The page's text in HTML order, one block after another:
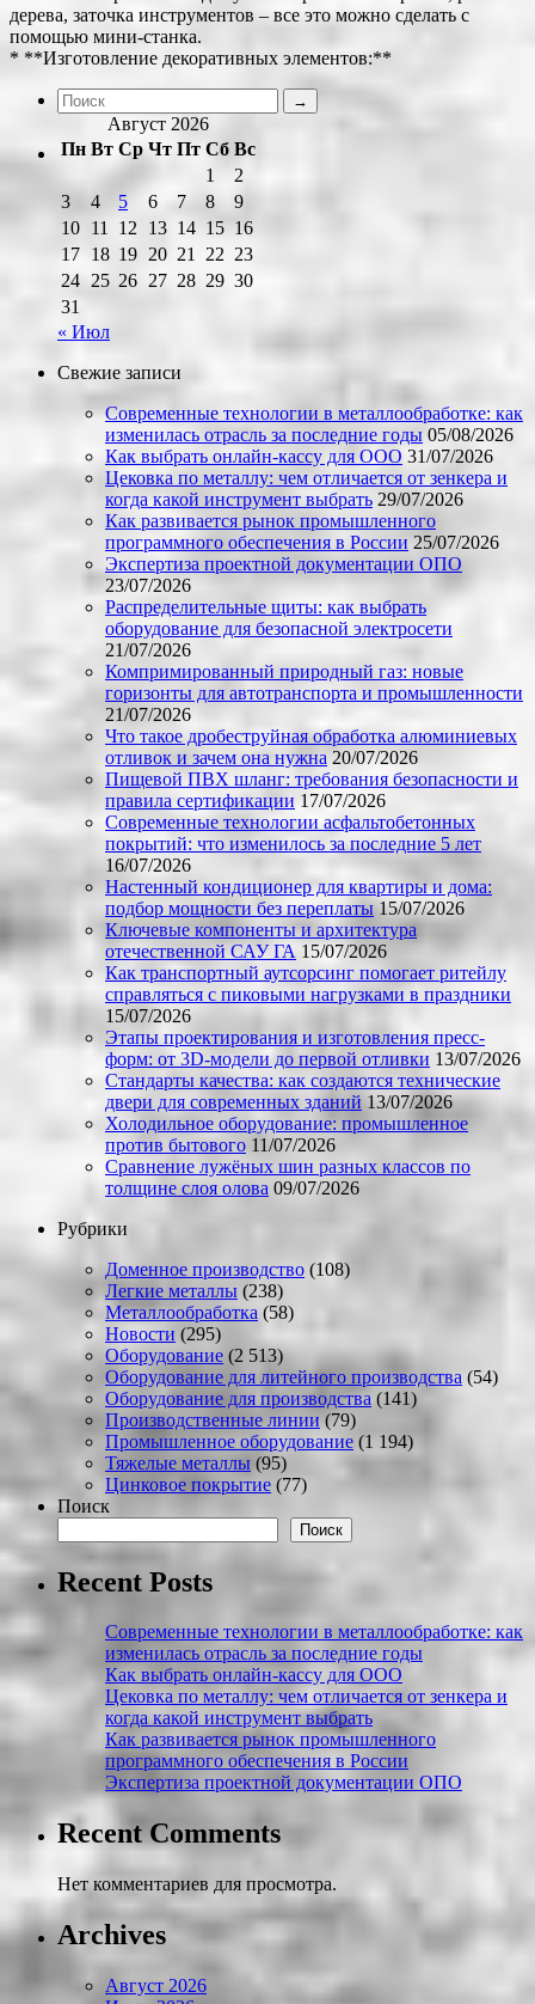
дерева, заточка инструментов – все это можно сделать с
помощью мини-станка.
* **Изготовление декоративных элементов:**
Август 2026
Пн Вт Ср Чт Пт Сб Вс
1
2
3
4 5 6 7 8
9
10 11 12 13 14 15 16
17 18 19 20 21 22 23
24 25 26 27 28 29 30
31
« Июл
Свежие записи
Современные технологии в металлообработке: как
изменилась отрасль за последние годы 05/08/2026
Как выбрать онлайн-кассу для ООО 31/07/2026
Цековка по металлу: чем отличается от зенкера и
когда какой инструмент выбрать 29/07/2026
Как развивается рынок промышленного
программного обеспечения в России 25/07/2026
Экспертиза проектной документации ОПО
23/07/2026
Распределительные щиты: как выбрать
оборудование для безопасной электросети
21/07/2026
Компримированный природный газ: новые
горизонты для автотранспорта и промышленности
21/07/2026
Что такое дробеструйная обработка алюминиевых
отливок и зачем она нужна 20/07/2026
Пищевой ПВХ шланг: требования безопасности и
правила сертификации 17/07/2026
Современные технологии асфальтобетонных
покрытий: что изменилось за последние 5 лет
16/07/2026
Настенный кондиционер для квартиры и дома:
подбор мощности без переплаты 15/07/2026
Ключевые компоненты и архитектура
отечественной САУ ГА 15/07/2026
Как транспортный аутсорсинг помогает ритейлу
справляться с пиковыми нагрузками в праздники
15/07/2026
Этапы проектирования и изготовления пресс-
форм: от 3D-модели до первой отливки 13/07/2026
Стандарты качества: как создаются технические
двери для современных зданий 13/07/2026
Холодильное оборудование: промышленное
против бытового 11/07/2026
Сравнение лужёных шин разных классов по
толщине слоя олова 09/07/2026
Рубрики
Доменное производство (108)
Легкие металлы (238)
Металлообработка (58)
Новости (295)
Оборудование (2 513)
Оборудование для литейного производства (54)
Оборудование для производства (141)
Производственные линии (79)
Промышленное оборудование (1 194)
Тяжелые металлы (95)
Цинковое покрытие (77)
Поиск
Поиск
Recent Posts
Современные технологии в металлообработке: как
изменилась отрасль за последние годы
Как выбрать онлайн-кассу для ООО
Цековка по металлу: чем отличается от зенкера и
когда какой инструмент выбрать
Как развивается рынок промышленного
программного обеспечения в России
Экспертиза проектной документации ОПО
Recent Comments
Нет комментариев для просмотра.
Archives
Август 2026